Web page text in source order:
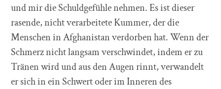
und mir die Schuldgefühle nehmen. Es ist dieser
rasende, nicht verarbeitete Kummer, der die
Menschen in Afghanistan verdorben hat. Wenn der
Schmerz nicht langsam verschwindet, indem er zu
Tränen wird und aus den Augen rinnt, verwandelt
er sich in ein Schwert oder im Inneren des